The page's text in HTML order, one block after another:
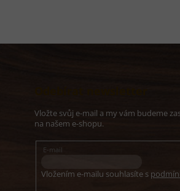
Vložte svůj e-mail a my vám budeme
na našem e-shopu.
E-mail
Vložením e-mailu souhlasíte s